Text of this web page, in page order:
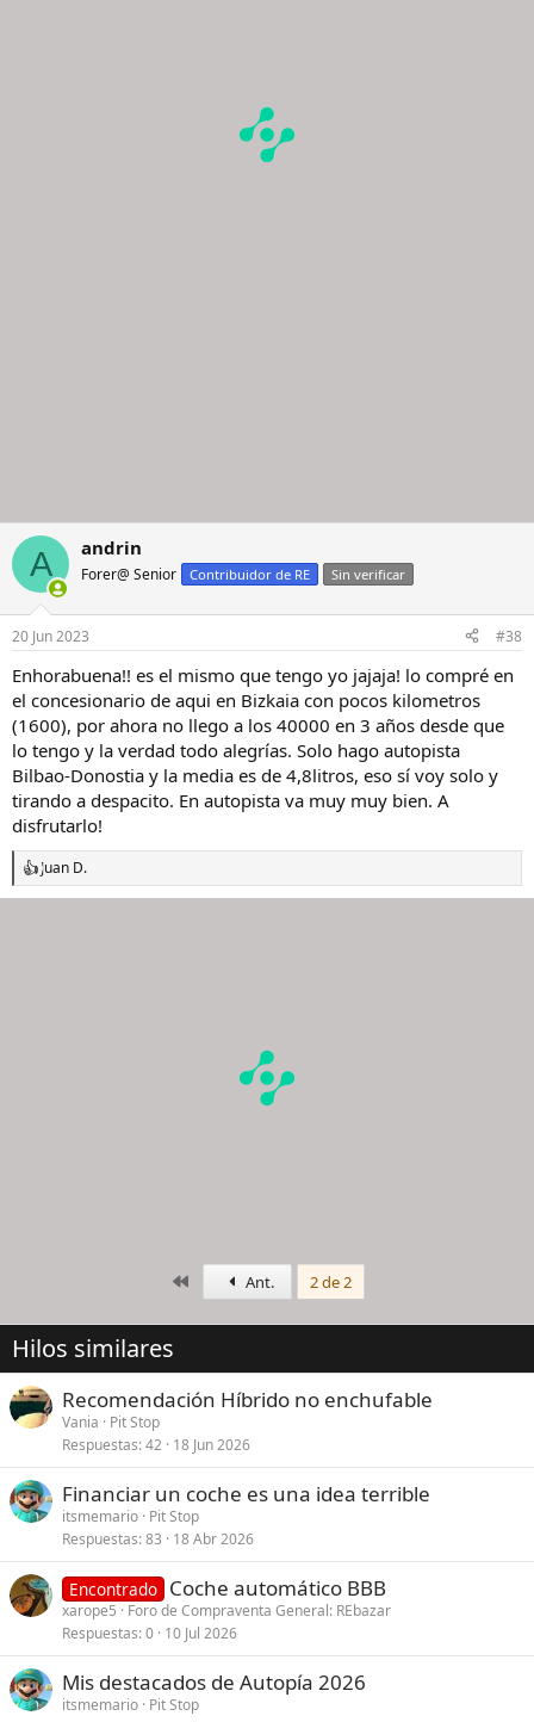
A andrin
Forer@ Senior Contribuidor de RE Sin verificar
20 Jun 2023 #38
Enhorabuena!! es el mismo que tengo yo jajaja! lo compré en
el concesionario de aqui en Bizkaia con pocos kilometros
(1600), por ahora no llego a los 40000 en 3 años desde que
lo tengo y la verdad todo alegrías. Solo hago autopista
Bilbao-Donostia y la media es de 4,8litros, eso sí voy solo y
tirando a despacito. En autopista va muy muy bien. A
disfrutarlo!
R
e
Juan D.
PrimeroAnt. 2 de 2
Hilos similares
Recomendación Híbrido no enchufable
Vania
Pit Stop
Respuestas 42 18 Jun 2026
Financiar un coche es una idea terrible
itsmemario Pit Stop
Respuestas 83 18 Abr 2026
Encontrado Coche automático BBB
xarope5
Foro de Compraventa General: REbazar
Respuestas 0 10 Jul 2026
Mis destacados de Autopía 2026
itsmemario Pit Stop